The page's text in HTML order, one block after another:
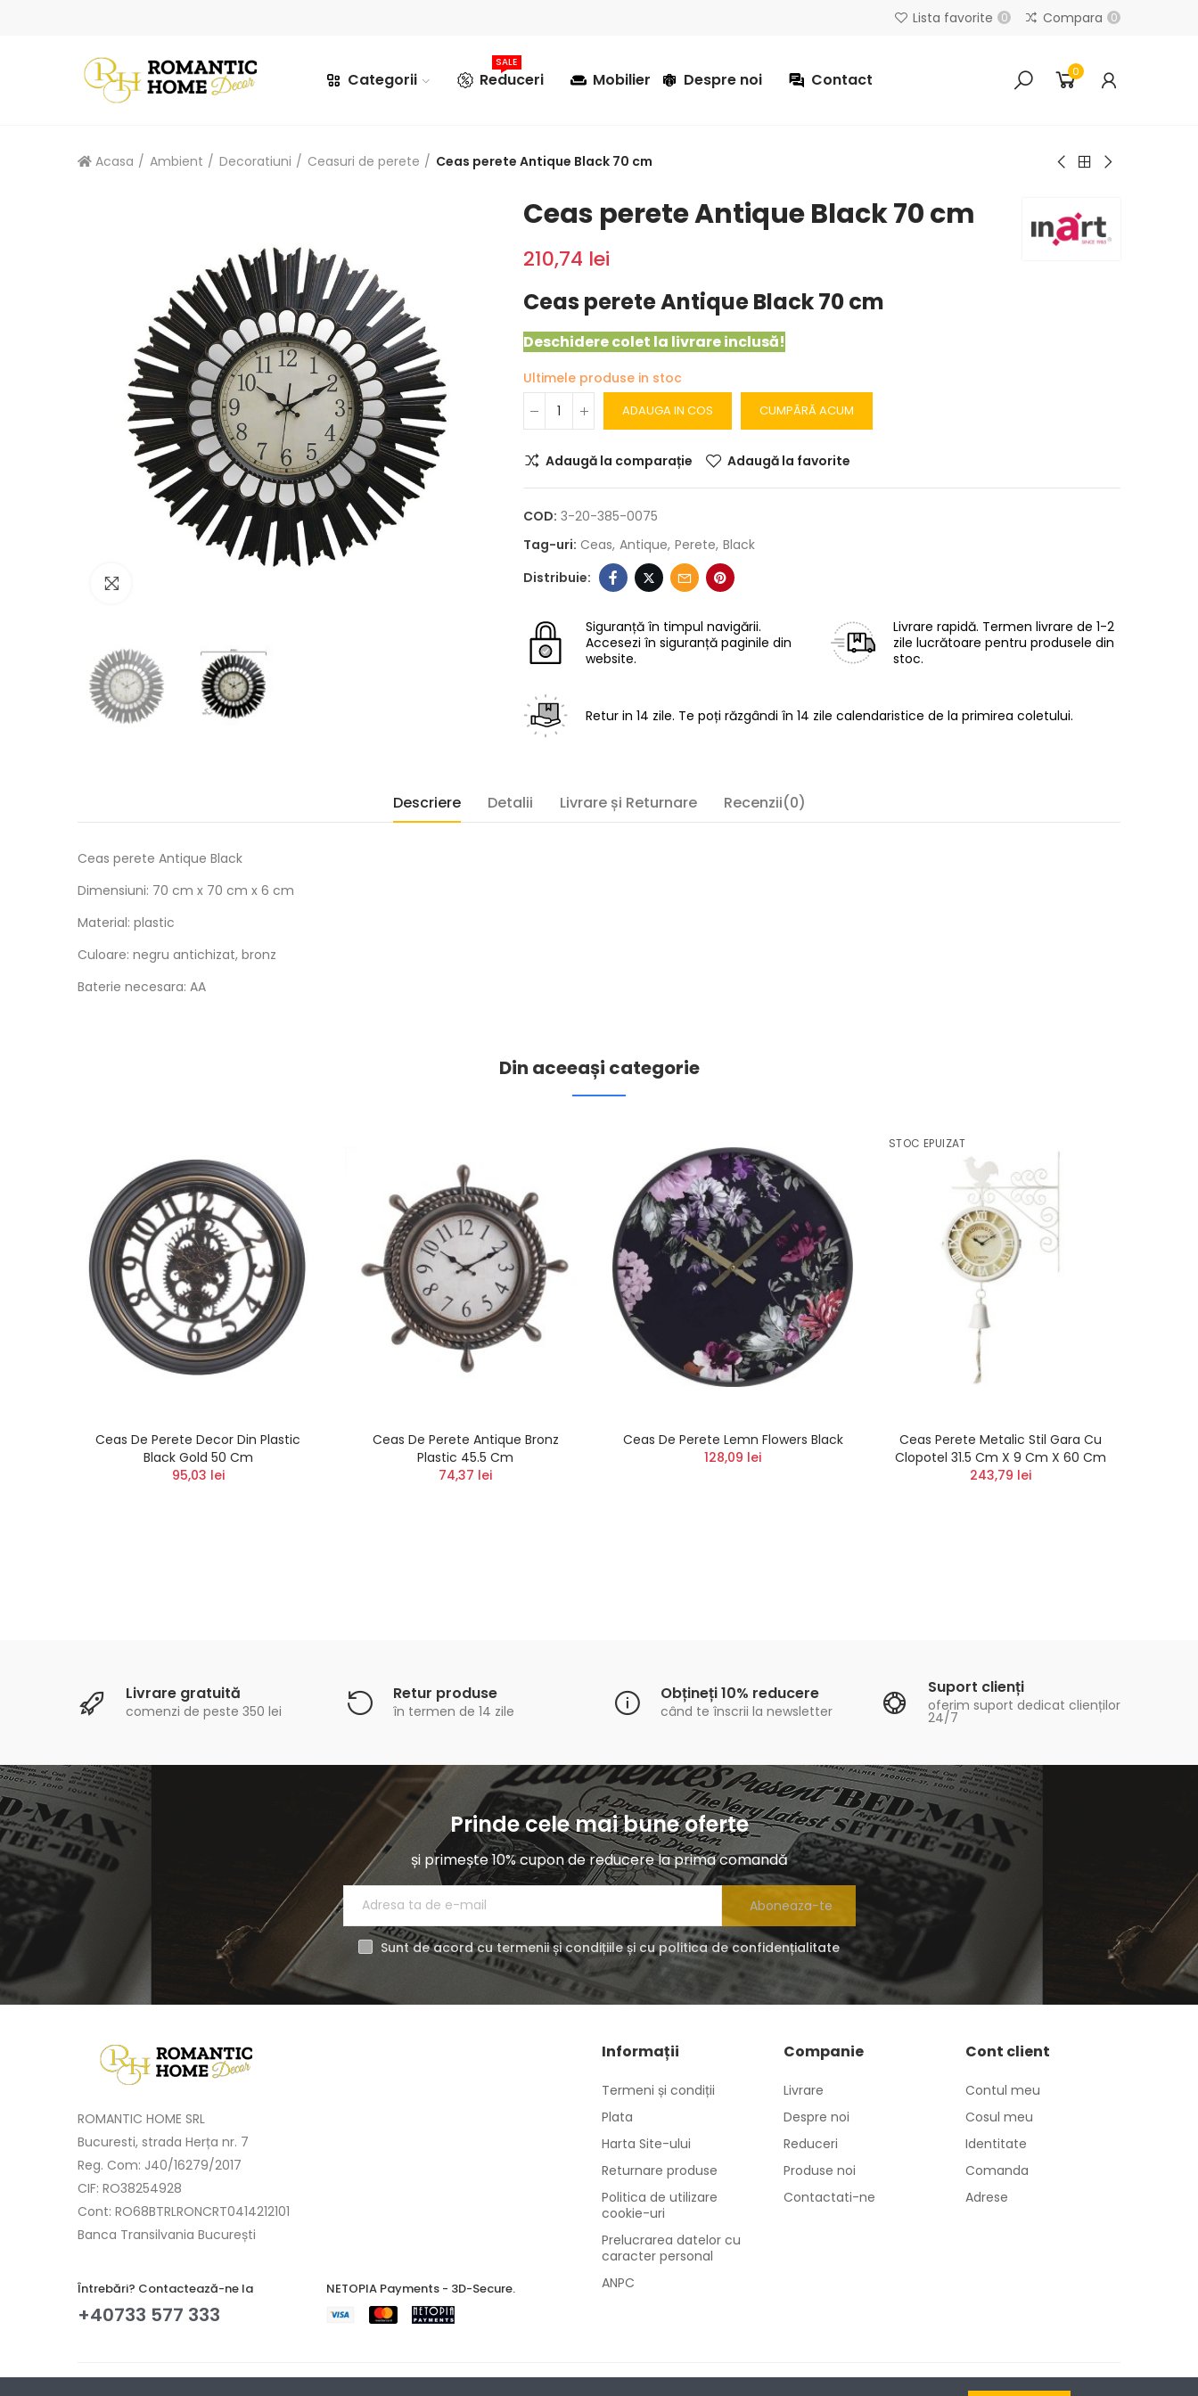
Lista favorite 0 Compara 0
Categorii Reduceri
SALE
Mobilier Despre noi Contact 0
Acasa Ambient Decoratiuni Ceasuri de perete Ceas perete Antique Black 70 cm
Ceas perete Antique Black 70 cm
210,74 lei
Ceas perete Antique Black 70 cm
Deschidere colet la livrare inclusă!
Ultimele produse in stoc
ADAUGA IN COS CUMPĂRĂ ACUM
Adaugă la comparație Adaugă la favorite
COD: 3-20-385-0075
Tag-uri: Ceas Antique Perete Black
Siguranță în timpul navigării.
Accesezi în siguranță paginile din
website.
Livrare rapidă. Termen livrare de 1-2
zile lucrătoare pentru produsele din
stoc.
Retur in 14 zile. Te poți răzgândi în 14 zile calendaristice de la primirea coletului.
Descriere Detalii Livrare și Returnare Recenzii(0)
Ceas perete Antique Black
Dimensiuni: 70 cm x 70 cm x 6 cm
Material: plastic
Culoare: negru antichizat, bronz
Baterie necesara: AA
Din aceeași categorie
Ceas De Perete Decor Din Plastic
Black Gold 50 Cm
95,03 lei
Ceas De Perete Antique Bronz
Plastic 45.5 Cm
74,37 lei
Ceas De Perete Lemn Flowers Black
128,09 lei
STOC EPUIZAT
Ceas Perete Metalic Stil Gara Cu
Clopotel 31.5 Cm X 9 Cm X 60 Cm
243,79 lei
Livrare gratuită
comenzi de peste 350 lei
Retur produse
în termen de 14 zile
Obțineți 10% reducere
când te înscrii la newsletter
Suport clienți
oferim suport dedicat clienților
24/7
Prinde cele mai bune oferte
și primește 10% cupon de reducere la prima comandă
Aboneaza-te
Sunt de acord cu termenii și condițiile și cu politica de confidențialitate
ROMANTIC HOME SRL
Bucuresti, strada Herța nr. 7
Reg. Com: J40/16279/2017
CIF: RO38254928
Cont: RO68BTRLRONCRT0414212101
Banca Transilvania București
Întrebări? Contactează-ne la
+40733 577 333
NETOPIA Payments - 3D-Secure.
Informații
Termeni și condiții
Plata
Harta Site-ului
Returnare produse
Politica de utilizare
cookie-uri
Prelucrarea datelor cu
caracter personal
ANPC
Companie
Livrare
Despre noi
Reduceri
Produse noi
Contactati-ne
Cont client
Contul meu
Cosul meu
Identitate
Comanda
Adrese